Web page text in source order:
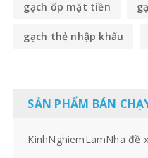
gạch ốp mặt tiền
gạch thẻ nhập khẩu
SẢN PHẨM BÁN
KinhNghiemLamNha đề